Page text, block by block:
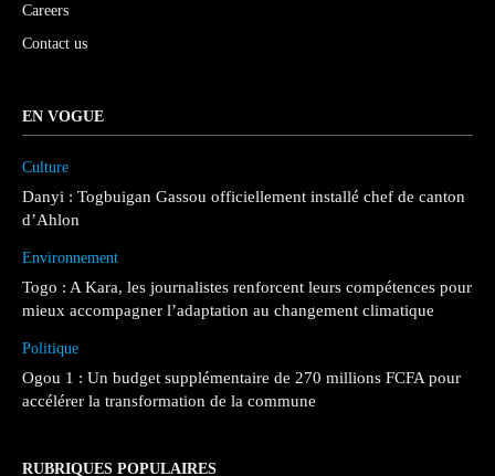
Careers
Contact us
EN VOGUE
Culture
Danyi : Togbuigan Gassou officiellement installé chef de canton
d’Ahlon
Environnement
Togo : A Kara, les journalistes renforcent leurs compétences pour
mieux accompagner l’adaptation au changement climatique
Politique
Ogou 1 : Un budget supplémentaire de 270 millions FCFA pour
accélérer la transformation de la commune
RUBRIQUES POPULAIRES